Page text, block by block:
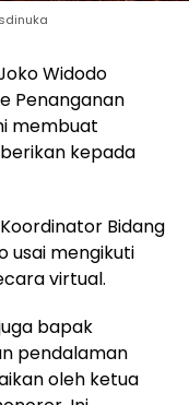
Widodo
Penanganan
membuat
kepada
Bidang
usai mengikuti
virtual.
bapak
pendalaman
oleh ketua